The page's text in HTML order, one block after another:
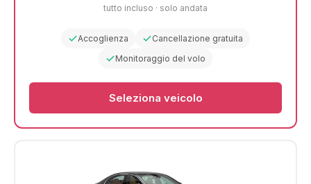
tutto incluso · solo andata
Accoglienza
Cancellazione gratuita
Monitoraggio del volo
Seleziona veicolo